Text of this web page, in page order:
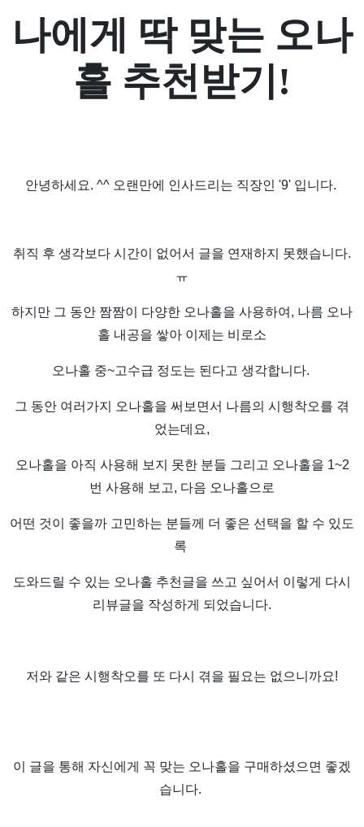
나에게 딱 맞는 오나
홀 추천받기!
안녕하세요. ^^ 오랜만에 인사드리는 직장인 '9' 입니다.
취직 후 생각보다 시간이 없어서 글을 연재하지 못했습니다.
ㅠ
하지만 그 동안 짬짬이 다양한 오나홀을 사용하여, 나름 오나
홀 내공을 쌓아 이제는 비로소
오나홀 중~고수급 정도는 된다고 생각합니다.
그 동안 여러가지 오나홀을 써보면서 나름의 시행착오를 겪
었는데요,
오나홀을 아직 사용해 보지 못한 분들 그리고 오나홀을 1~2
번 사용해 보고, 다음 오나홀으로
어떤 것이 좋을까 고민하는 분들께 더 좋은 선택을 할 수 있도
록
도와드릴 수 있는 오나홀 추천글을 쓰고 싶어서 이렇게 다시
리뷰글을 작성하게 되었습니다.
저와 같은 시행착오를 또 다시 겪을 필요는 없으니까요!
이 글을 통해 자신에게 꼭 맞는 오나홀을 구매하셨으면 좋겠
습니다.